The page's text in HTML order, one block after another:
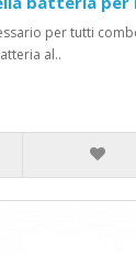
per tutti
al..